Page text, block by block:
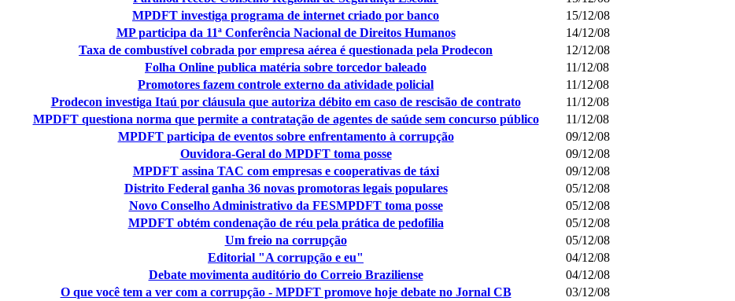
MPDFT investiga programa de internet criado por banco
15/12/08
MP participa da 11ª Conferência Nacional de Direitos Humanos
14/12/08
Taxa de combustível cobrada por empresa aérea é questionada pela Prodecon
12/12/08
Folha Online publica matéria sobre torcedor baleado
11/12/08
Promotores fazem controle externo da atividade policial
11/12/08
Prodecon investiga Itaú por cláusula que autoriza débito em caso de rescisão de contrato
11/12/08
MPDFT questiona norma que permite a contratação de agentes de saúde sem concurso público
11/12/08
MPDFT participa de eventos sobre enfrentamento à corrupção
09/12/08
Ouvidora-Geral do MPDFT toma posse
09/12/08
MPDFT assina TAC com empresas e cooperativas de táxi
09/12/08
Distrito Federal ganha 36 novas promotoras legais populares
05/12/08
Novo Conselho Administrativo da FESMPDFT toma posse
05/12/08
MPDFT obtém condenação de réu pela prática de pedofilia
05/12/08
Um freio na corrupção
05/12/08
Editorial "A corrupção e eu"
04/12/08
Debate movimenta auditório do Correio Braziliense
04/12/08
O que você tem a ver com a corrupção - MPDFT promove hoje debate no Jornal CB
03/12/08